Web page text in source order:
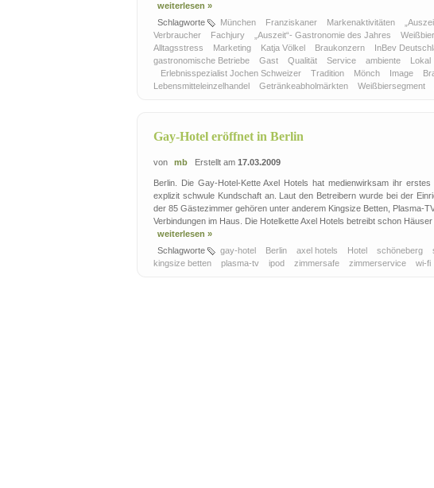
weiterlesen »
Schlagworte
München Franziskaner Markenaktivitäten
Verbraucher
Fachjury „Auszeit“- Gastronomie des Jahres Weißbier
Alltagsstress
Marketing Katja Völkel Braukonzern InBev
gastronomische Betriebe
Gast Qualität Service ambiente Lokal
Erlebnisspezialist Jochen Schweizer
Tradition Mönch Image
Lebensmitteleinzelhandel
Getränkeabholmärkten Weißbiersegment
Gay-Hotel eröffnet in Berlin
von mb Erstellt am 17.03.2009
Berlin. Die Gay-Hotel-Kette Axel Hotels hat medienwirksam ihr
explizit schwule Kundschaft an. Laut den Betreibern wurde bei der
der 85 Gästezimmer gehören unter anderem Kingsize Betten, Plasma-
Verbindungen im Haus. Die Hotelkette Axel Hotels betreibt schon
weiterlesen »
Schlagworte
gay-hotel Berlin axel hotels Hotel schöneberg
kingsize betten
plasma-tv ipod zimmersafe zimmerservice wi-fi